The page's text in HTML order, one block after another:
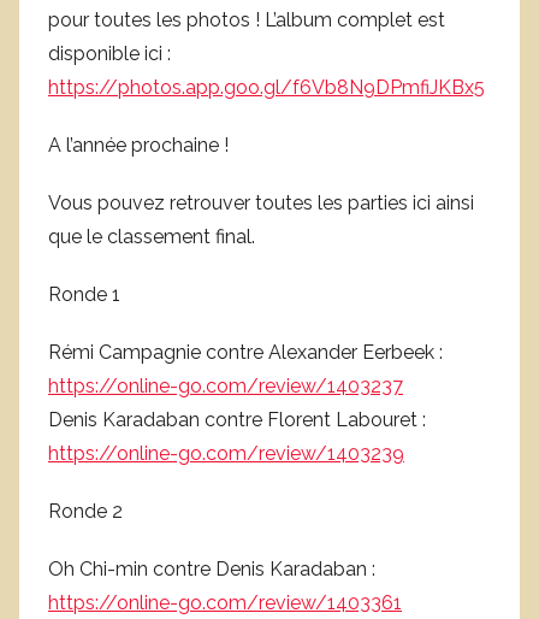
pour toutes les photos ! L’album complet est
disponible ici :
https://photos.app.goo.gl/f6Vb8N9DPmfiJKBx5
A l’année prochaine !
Vous pouvez retrouver toutes les parties ici ainsi
que le classement final.
Ronde 1
Rémi Campagnie contre Alexander Eerbeek :
https://online-go.com/review/1403237
Denis Karadaban contre Florent Labouret :
https://online-go.com/review/1403239
Ronde 2
Oh Chi-min contre Denis Karadaban :
https://online-go.com/review/1403361